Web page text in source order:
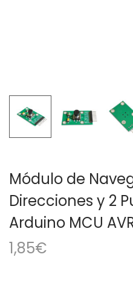
Módulo de
Direcciones y 2
Arduino MCU
1,85€